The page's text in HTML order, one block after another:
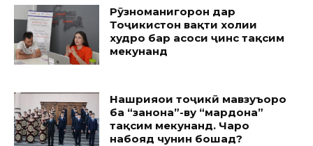
Рӯзноманигорон дар
Тоҷикистон вақти холии
худро бар асоси ҷинс тақсим
мекунанд
Нашрияҳои тоҷикӣ мавзуъҳоро
ба “занона”-ву “мардона”
тақсим мекунанд. Чаро
набояд чунин бошад?